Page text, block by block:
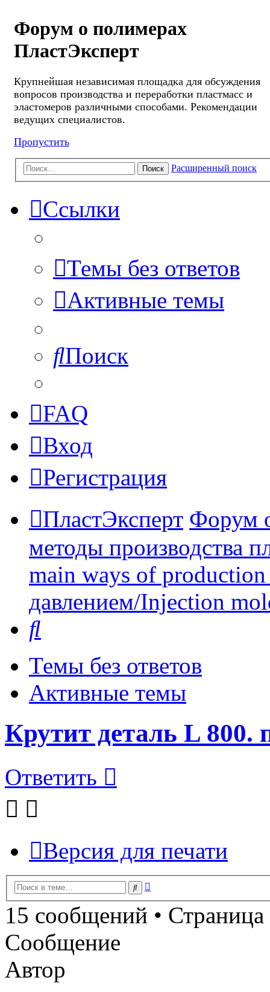
Форум о полимерах
ПластЭксперт
Крупнейшая независимая площадка для обсуждения
вопросов производства и переработки пластмасс и
эластомеров различными способами. Рекомендации
ведущих специалистов.
Пропустить
Поиск Расширенный поиск
Ссылки
Темы без ответов
Активные темы
Поиск
FAQ
Вход
Регистрация
ПластЭксперт Форум
методы производства
main ways of
давлением/Injection
Темы без ответов
Активные темы
Крутит деталь L 800.
Ответить
Версия для печати
Поиск
15 сообщений • Страница
Сообщение
Автор